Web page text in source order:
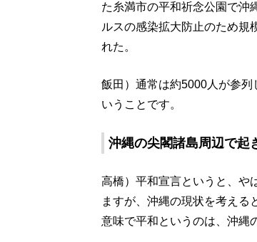
た糸満市の平和祈念公園で沖
ルスの感染拡大防止のため規
れた。
飯田）通常は約5000人が参
いうことです。
沖縄の尖閣諸島周辺で起
高橋）平和宣言というと、や
ますが、沖縄の現状を考える
意味で平和というのは、沖縄